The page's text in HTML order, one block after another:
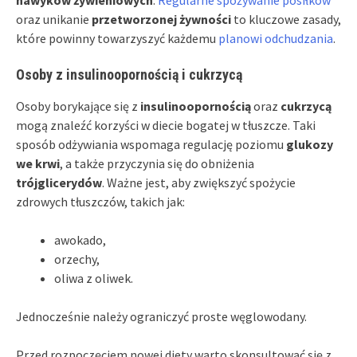
oraz unikanie przetworzonej żywności to kluczowe zasady,
które powinny towarzyszyć każdemu planowi odchudzania.
Osoby z insulinoopornością i cukrzycą
Osoby borykające się z insulinoopornościąoraz cukrzycą
mogą znaleźć korzyści w diecie bogatej w tłuszcze. Taki
sposób odżywiania wspomaga regulację poziomu glukozy
we krwi, a także przyczynia się do obniżenia
trójglicerydów. Ważne jest, aby zwiększyć spożycie
zdrowych tłuszczów, takich jak:
awokado,
orzechy,
oliwa z oliwek.
Jednocześnie należy ograniczyć proste węglowodany.